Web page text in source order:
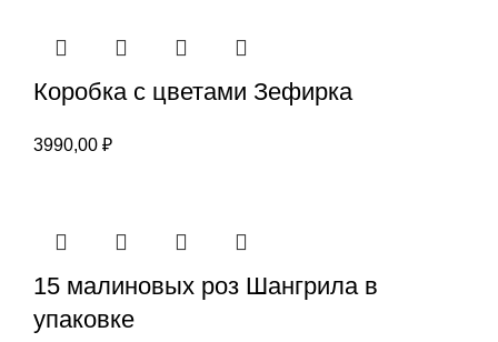
Коробка с цветами Зефирка
3990,00 ₽
15 малиновых роз Шангрила в
упаковке